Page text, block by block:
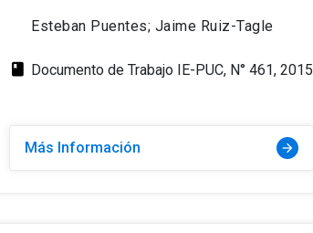
Esteban Puentes; Jaime Ruiz-Tagle
class Documento de Trabajo IE-PUC, N° 461, 2015
Más Información arrow_forward